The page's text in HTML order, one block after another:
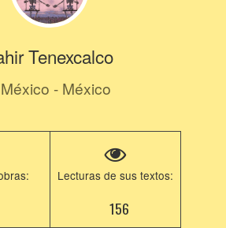
Tenexcalco
- México
Lecturas de sus textos:
156